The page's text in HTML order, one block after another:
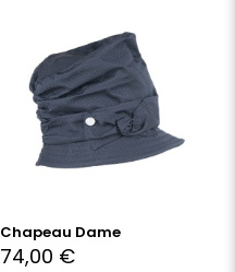
Chapeau Dame
74,00 €